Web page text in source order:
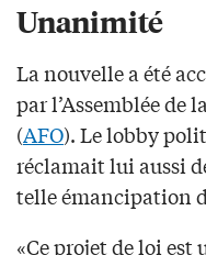
Unanimité
La nouvelle a été
par l’Assemblée de
(AFO). Le lobby
réclamait lui aussi
telle émancipation
«Ce projet de loi est